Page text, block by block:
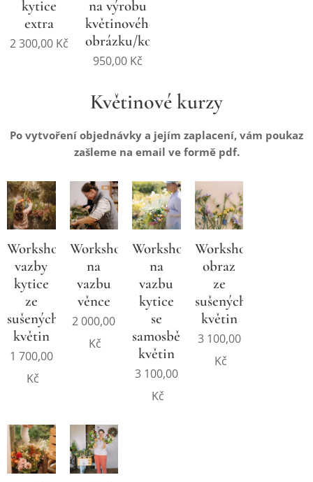
kytice
extra
2 300,00 Kč
na výrobu
květinového
obrázku/kolotoče
950,00Kč
Květinové kurzy
Po vytvoření objednávky a jejím zaplacení, vám poukaz
zašleme na email ve formě pdf.
Workshop
vazby
kytice
ze
sušených
květin
1 700,00
Kč
Workshop
na
vazbu
věnce
2 000,00
Kč
Workshop
na
vazbu
kytice
se
samosběrem
květin
3 100,00
Kč
Workshop
obraz
ze
sušených
květin
3 100,00
Kč